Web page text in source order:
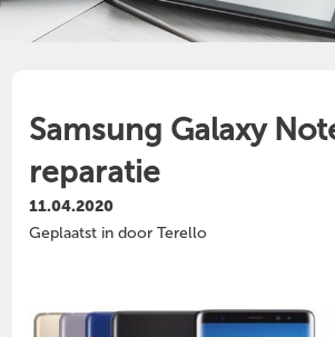
Samsung Galaxy
reparatie
11.04.2020
Geplaatst in door Terello